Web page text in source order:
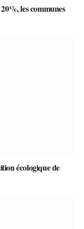
les communes
écologique de